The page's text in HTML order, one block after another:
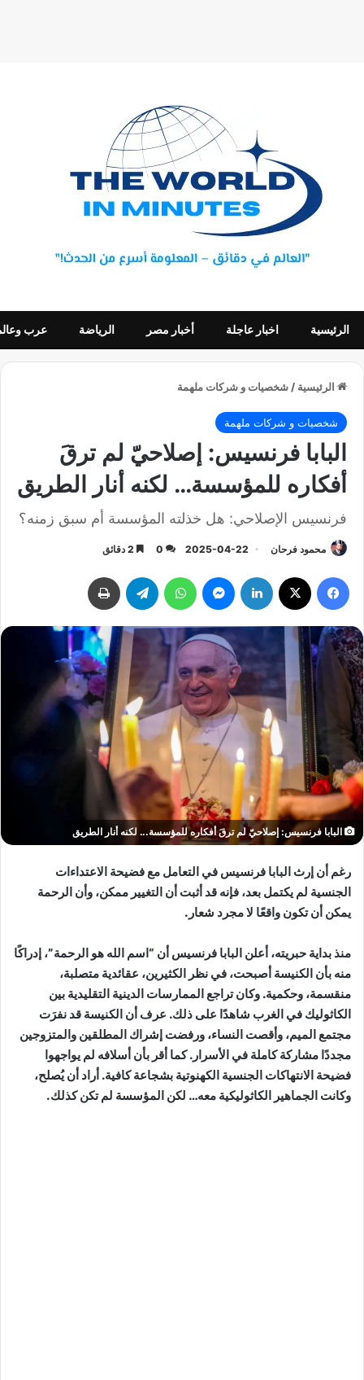
الرئيسية اخبار عاجلة أخبار مصر الرياضة عرب
الرئيسية / شخصيات و شركات ملهمة
شخصيات و شركات ملهمة
البابا فرنسيس: إصلاحيّ لم ترقَ
أفكاره للمؤسسة… لكنه أنار الطريق
فرنسيس الإصلاحي: هل خذلته المؤسسة أم سبق زمنه؟
محمود فرحان 2025-04-22
0
البابا فرنسيس: إصلاحيّ لم ترقَ أفكاره للمؤسسة... لكنه أنار الطريق
رغم أن إرث البابا فرنسيس في التعامل مع فضيحة الاعتداءات
الجنسية لم يكتمل بعد، فإنه قد أثبت أن التغيير ممكن، وأن الرحمة
يمكن أن تكون واقعًا لا مجرد شعار.
منذ بداية حبريته، أعلن البابا فرنسيس أن “اسم الله هو الرحمة”، إدراكًا
منه بأن الكنيسة أصبحت، في نظر الكثيرين، عقائدية متصلبة،
منقسمة، وحكمية. وكان تراجع الممارسات الدينية التقليدية بين
الكاثوليك في الغرب شاهدًا على ذلك. عرف أن الكنيسة قد نفرَت
مجتمع الميم، وأقصت النساء، ورفضت إشراك المطلقين والمتزوجين
مجددًا مشاركة كاملة في الأسرار. كما أقر بأن أسلافه لم يواجهوا
فضيحة الانتهاكات الجنسية الكهنوتية بشجاعة كافية. أراد أن يُصلح،
وكانت الجماهير الكاثوليكية معه… لكن المؤسسة لم تكن كذلك.